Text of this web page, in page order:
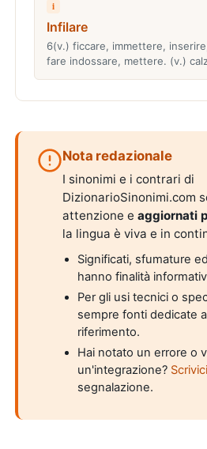
i
Infilare
6(v.) ficcare, immettere,
fare indossare, mettere. (v.)
Nota redazionale
I sinonimi e i contrari di
DizionarioSinonimi.com
attenzione eaggiornati
la lingua è viva e in
Significati, sfumature
hanno finalità
Per gli usi tecnici o
sempre fonti dedicate
riferimento.
Hai notato un errore o
un'integrazione? Scrivici
segnalazione.